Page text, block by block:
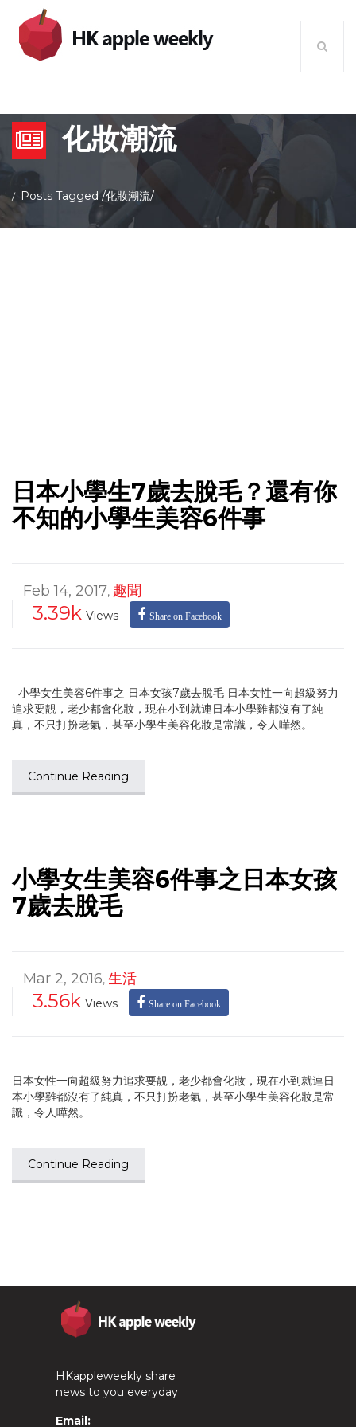
化妝潮流
Posts Tagged/化妝潮流/
日本小學生7歲去脫毛？還有你
不知的小學生美容6件事
Feb 14, 2017, 趣聞
3.39k Views Share on Facebook
小學女生美容6件事之 日本女孩7歲去脫毛 日本女性一向超級努力
追求要靚，老少都會化妝，現在小到就連日本小學雞都沒有了純
真，不只打扮老氣，甚至小學生美容化妝是常識，令人嘩然。
Continue Reading
小學女生美容6件事之日本女孩
7歲去脫毛
Mar 2, 2016, 生活
3.56k Views Share on Facebook
日本女性一向超級努力追求要靚，老少都會化妝，現在小到就連日
本小學雞都沒有了純真，不只打扮老氣，甚至小學生美容化妝是常
識，令人嘩然。
Continue Reading
HKappleweekly share
news to you everyday
Email: